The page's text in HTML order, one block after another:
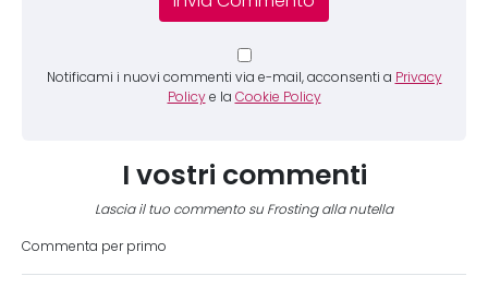
Notificami i nuovi commenti via e-mail, acconsenti a Privacy
Policy e la Cookie Policy
I vostri commenti
Lascia il tuo commento su Frosting alla nutella
Commenta per primo